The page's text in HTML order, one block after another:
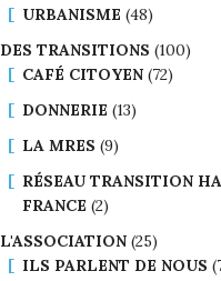
URBANISME (48)
DES TRANSITIONS (100)
CAFÉ CITOYEN (72)
DONNERIE (13)
LA MRES (9)
RÉSEAU TRANSITION
FRANCE (2)
L'ASSOCIATION (25)
ILS PARLENT DE NOUS